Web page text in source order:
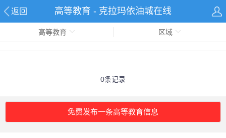
返回 高等教育 - 克拉玛依油城在线
高等教育 区域
0条记录
免费发布一条高等教育信息